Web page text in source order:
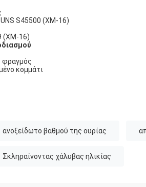
S45500 (XM-16)
(XM-16)
φραγμός
κομμάτι
ανοξείδωτο βαθμού της ουρίας
Σκληραίνοντας χάλυβας ηλικίας